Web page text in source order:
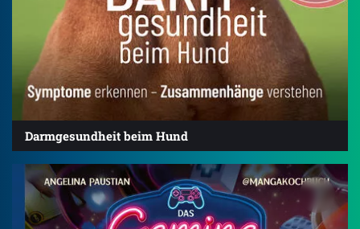
Darmgesundheit beim Hund